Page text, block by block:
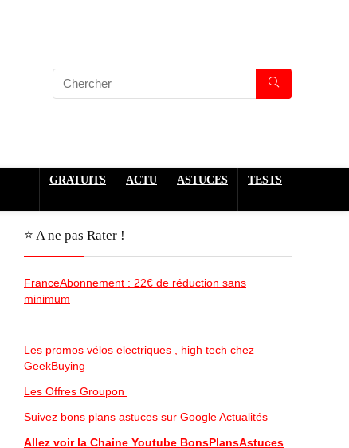
GRATUITS ACTU ASTUCES TESTS
⭐️ A ne pas Rater !
FranceAbonnement : 22€ de réduction sans
minimum
Les promos vélos electriques , high tech chez
GeekBuying
Les Offres Groupon
Suivez bons plans astuces sur Google Actualités
Allez voir la Chaine Youtube BonsPlansAstuces